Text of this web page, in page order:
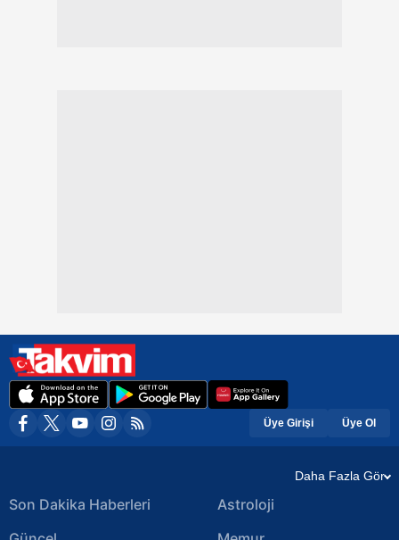
Üye Girişi Üye Ol
Daha Fazla Gör
Son Dakika Haberleri
Astroloji